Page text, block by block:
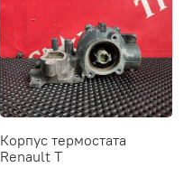
Корпус термостата
Renault T